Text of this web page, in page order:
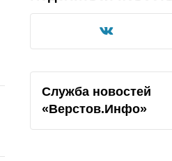
Служба новостей
«Верстов.Инфо»